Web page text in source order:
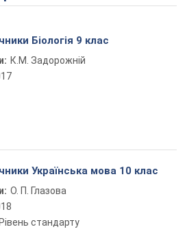
Біологія 9 клас
К.М. Задорожній
Українська мова 10 клас
О. П. Глазова
Рівень стандарту